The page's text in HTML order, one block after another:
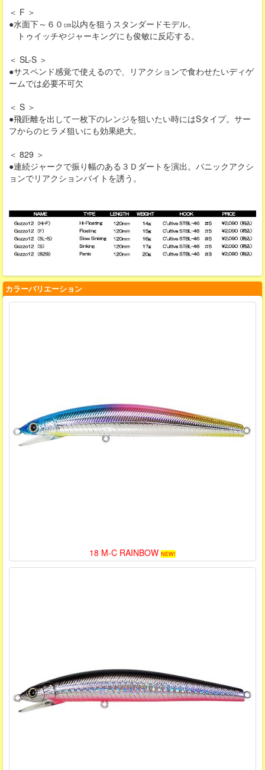
＜ F ＞
●水面下～６０㎝以内を狙うスタンダードモデル。
トゥイッチやジャーキングにも俊敏に反応する。
＜ SL-S ＞
●サスペンド感覚で使えるので、リアクションで食わせたいディゲ
ームでは必要不可欠
＜ S ＞
●飛距離を出して一枚下のレンジを狙いたい時にはSタイプ。サー
フからのヒラメ狙いにも効果絶大。
＜ 829 ＞
●連続ジャークで振り幅のある３Ｄダートを演出。パニックアクシ
ョンでリアクションバイトを誘う。
カラーバリエーション
18 M-C RAINBOW NEW!